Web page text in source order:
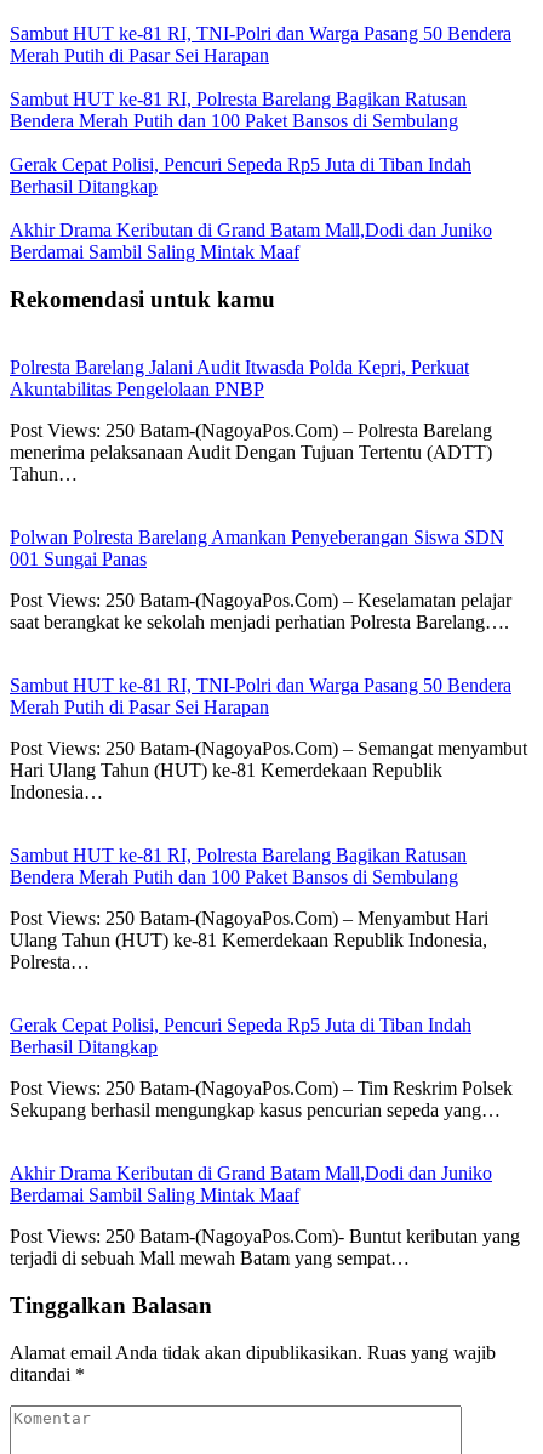
Sambut HUT ke-81 RI, TNI-Polri dan Warga Pasang 50 Bendera
Merah Putih di Pasar Sei Harapan
Sambut HUT ke-81 RI, Polresta Barelang Bagikan Ratusan
Bendera Merah Putih dan 100 Paket Bansos di Sembulang
Gerak Cepat Polisi, Pencuri Sepeda Rp5 Juta di Tiban Indah
Berhasil Ditangkap
Akhir Drama Keributan di Grand Batam Mall,Dodi dan Juniko
Berdamai Sambil Saling Mintak Maaf
Rekomendasi untuk kamu
Polresta Barelang Jalani Audit Itwasda Polda Kepri, Perkuat
Akuntabilitas Pengelolaan PNBP
Post Views: 250 Batam-(NagoyaPos.Com) – Polresta Barelang
menerima pelaksanaan Audit Dengan Tujuan Tertentu (ADTT)
Tahun…
Polwan Polresta Barelang Amankan Penyeberangan Siswa SDN
001 Sungai Panas
Post Views: 250 Batam-(NagoyaPos.Com) – Keselamatan pelajar
saat berangkat ke sekolah menjadi perhatian Polresta Barelang….
Sambut HUT ke-81 RI, TNI-Polri dan Warga Pasang 50 Bendera
Merah Putih di Pasar Sei Harapan
Post Views: 250 Batam-(NagoyaPos.Com) – Semangat menyambut
Hari Ulang Tahun (HUT) ke-81 Kemerdekaan Republik
Indonesia…
Sambut HUT ke-81 RI, Polresta Barelang Bagikan Ratusan
Bendera Merah Putih dan 100 Paket Bansos di Sembulang
Post Views: 250 Batam-(NagoyaPos.Com) – Menyambut Hari
Ulang Tahun (HUT) ke-81 Kemerdekaan Republik Indonesia,
Polresta…
Gerak Cepat Polisi, Pencuri Sepeda Rp5 Juta di Tiban Indah
Berhasil Ditangkap
Post Views: 250 Batam-(NagoyaPos.Com) – Tim Reskrim Polsek
Sekupang berhasil mengungkap kasus pencurian sepeda yang…
Akhir Drama Keributan di Grand Batam Mall,Dodi dan Juniko
Berdamai Sambil Saling Mintak Maaf
Post Views: 250 ‎Batam-(NagoyaPos.Com)- Buntut keributan yang
terjadi di sebuah Mall mewah Batam yang sempat…
Tinggalkan Balasan
Alamat email Anda tidak akan dipublikasikan. Ruas yang wajib
ditandai *